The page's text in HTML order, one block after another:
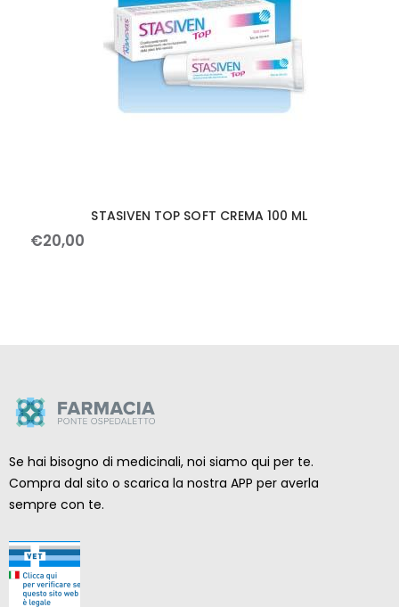
STASIVEN TOP SOFT CREMA 100 ML
€20,00
Se hai bisogno di medicinali, noi siamo qui per te.
Compra dal sito o scarica la nostra APP per averla
sempre con te.